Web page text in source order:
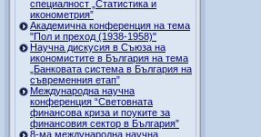
специалност „Статистика и
иконометрия”
Академична конференция на тема
"Пол и преход (1938-1958)"
Научна дискусия в Съюза на
икономистите в България на тема
„Банковата система в България на
съвременния етап”
Международна научна
конференция “Световната
финансова криза и поуките за
финансовия сектор в България”
8-ма международна научна